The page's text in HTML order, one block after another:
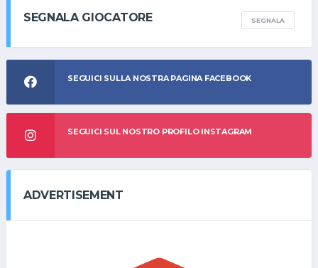
SEGNALA GIOCATORE SEGNALA
SEGUICI SULLA NOSTRA PAGINA FACEBOOK
SEGUICI SUL NOSTRO PROFILO INSTAGRAM
ADVERTISEMENT